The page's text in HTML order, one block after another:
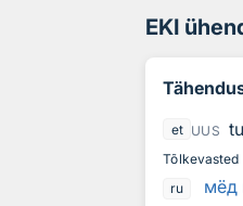
EKI
et UUS
Tõlkevasted
ru
мёд